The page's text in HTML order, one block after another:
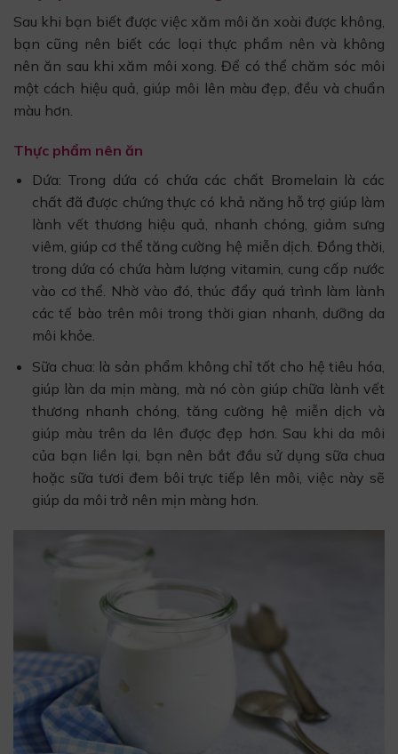
Sau khi bạn biết được việc xăm môi ăn xoài được không,
bạn cũng nên biết các loại thực phẩm nên và không
nên ăn sau khi xăm môi xong. Để có thể chăm sóc môi
một cách hiệu quả, giúp môi lên màu đẹp, đều và chuẩn
màu hơn.
Thực phẩm nên ăn
Dứa: Trong dứa có chứa các chất Bromelain là các
chất đã được chứng thực có khả năng hỗ trợ giúp làm
lành vết thương hiệu quả, nhanh chóng, giảm sưng
viêm, giúp cơ thể tăng cường hệ miễn dịch. Đồng thời,
trong dứa có chứa hàm lượng vitamin, cung cấp nước
vào cơ thể. Nhờ vào đó, thúc đẩy quá trình làm lành
các tế bào trên môi trong thời gian nhanh, dưỡng da
môi khỏe.
Sữa chua: là sản phẩm không chỉ tốt cho hệ tiêu hóa,
giúp làn da mịn màng, mà nó còn giúp chữa lành vết
thương nhanh chóng, tăng cường hệ miễn dịch và
giúp màu trên da lên được đẹp hơn. Sau khi da môi
của bạn liền lại, bạn nên bắt đầu sử dụng sữa chua
hoặc sữa tươi đem bôi trực tiếp lên môi, việc này sẽ
giúp da môi trở nên mịn màng hơn.